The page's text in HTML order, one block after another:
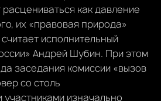
как давление
их «правовая природа»
исполнительный
Андрей Шубин. При этом
заседания комиссии «вызов
со столь
изначально